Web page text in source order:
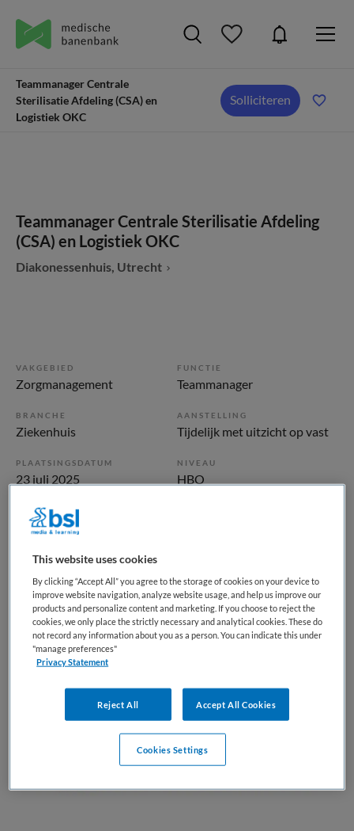
Teammanager Centrale
Sterilisatie Afdeling (CSA) en
Logistiek OKC
Solliciteren
Teammanager Centrale Sterilisatie Afdeling
(CSA) en Logistiek OKC
Diakonessenhuis, Utrecht
VAKGEBIED
Zorgmanagement
FUNCTIE
Teammanager
BRANCHE
Ziekenhuis
AANSTELLING
Tijdelijk met uitzicht op vast
PLAATSINGSDATUM
23 juli 2025
NIVEAU
HBO
ERVARING
Ervaren
Vacature niet beschikbaar
Deze vacature Teammanager Centrale Sterilisatie Afdeling
(CSA) en Logistiek OKC bij Diakonessenhuis is niet meer
actueel. Hieronder staan enkele vergelijkbare vacatures die
voor u wellicht interessant zijn.
This website uses cookies
By clicking “Accept All” you agree to the storage of cookies on your device to
improve website navigation, analyze website usage, and help us improve our
products and personalize content and marketing. If you choose to reject the
cookies, we only place the strictly necessary and analytical cookies. These do
not record any information about you as a person. You can indicate this under
"manage preferences"
Privacy Statement
Reject All Accept All Cookies
Cookies Settings